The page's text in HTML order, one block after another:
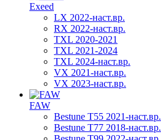
Exeed
LX 2022-наст.вр.
RX 2022-наст.вр.
TXL 2020-2021
TXL 2021-2024
TXL 2024-наст.вр.
VX 2021-наст.вр.
VX 2023-наст.вр.
FAW
Bestune T55 2021-наст.вр.
Bestune T77 2018-наст.вр.